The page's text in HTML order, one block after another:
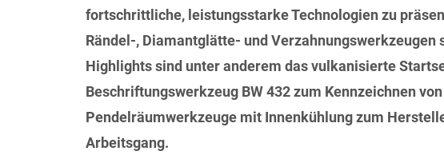
fortschrittliche, leistungsstarke Technologien zu
Rändel-, Diamantglätte- und
Highlights sind unter anderem das vulkanisierte
Beschriftungswerkzeug BW 432 zum Kennzeichnen
Pendelräumwerkzeuge mit Innenkühlung zum
Arbeitsgang.